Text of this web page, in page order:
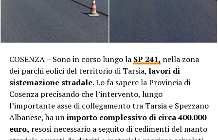
COSENZA – Sono in corso lungo la SP 241, nella zona
dei parchi eolici del territorio di Tarsia, lavori di
sistemazione stradale. Lo fa sapere la Provincia di
Cosenza precisando che l’intervento, lungo
l’importante asse di collegamento tra Tarsia e Spezzano
Albanese, ha unimporto complessivo di circa 400.000
euro, resosi necessario a seguito di cedimenti del manto